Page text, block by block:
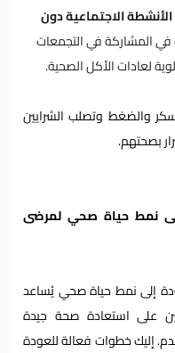
الاجتماعية دون
في المشاركة في التجمعات
لعادات الأكل الصحية.
والضغط وتصلب الشرايين
بصحتهم.
نمط حياة صحي لمرضى
إلى نمط حياة صحي يُساعد
على استعادة صحة جيدة
إليك خطوات فعالة للعودة